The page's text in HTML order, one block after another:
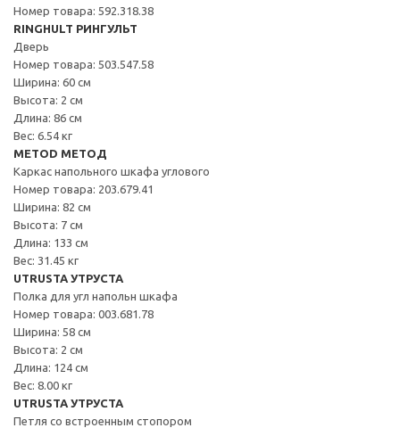
Номер товара: 592.318.38
RINGHULT РИНГУЛЬТ
Дверь
Номер товара: 503.547.58
Ширина: 60 см
Высота: 2 см
Длина: 86 см
Вес: 6.54 кг
METOD МЕТОД
Каркас напольного шкафа углового
Номер товара: 203.679.41
Ширина: 82 см
Высота: 7 см
Длина: 133 см
Вес: 31.45 кг
UTRUSTA УТРУСТА
Полка для угл напольн шкафа
Номер товара: 003.681.78
Ширина: 58 см
Высота: 2 см
Длина: 124 см
Вес: 8.00 кг
UTRUSTA УТРУСТА
Петля со встроенным стопором